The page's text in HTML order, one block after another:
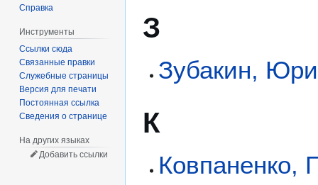
З
Зубакин,
К
Ковпаненко,
Справка
Инструменты
Ссылки сюда
Связанные правки
Служебные страницы
Версия для печати
Постоянная ссылка
Сведения о странице
На других языках
Добавить ссылки